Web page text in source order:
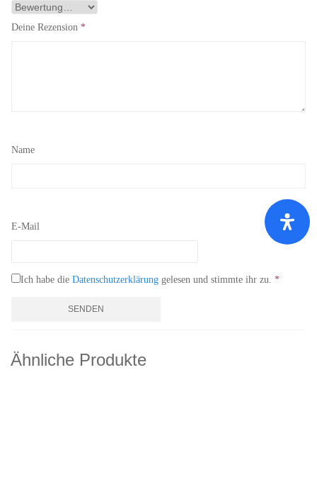
Deine Rezension *
Name
E-Mail
Ich habe die Datenschutzerklärung gelesen und stimmte ihr zu. *
Ähnliche Produkte